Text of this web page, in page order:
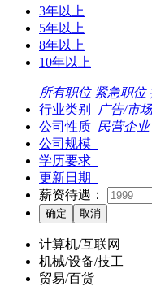
3年以上
5年以上
8年以上
10年以上
所有职位 紧急职位
行业类别
广告/市
公司性质 民营企业
公司规模
学历要求
更新日期
薪资待遇：
计算机/互联网
机械/设备/技工
贸易/百货